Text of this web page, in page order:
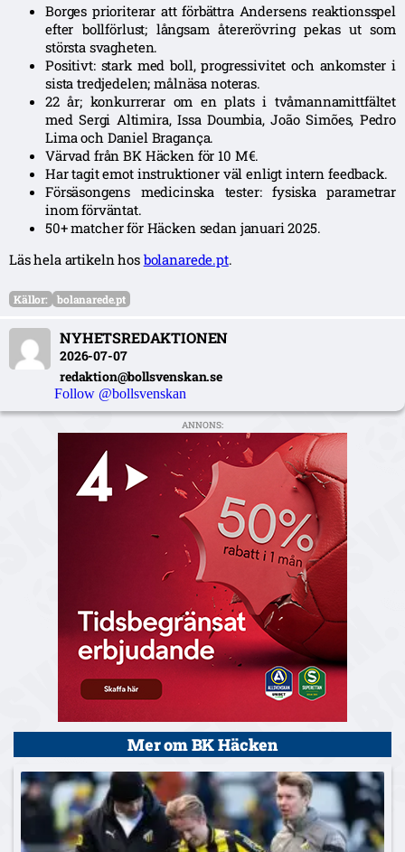
Borges prioriterar att förbättra Andersens reaktionsspel
efter bollförlust; långsam återerövring pekas ut som
största svagheten.
Positivt: stark med boll, progressivitet och ankomster i
sista tredjedelen; målnäsa noteras.
22 år; konkurrerar om en plats i tvåmannamittfältet
med Sergi Altimira, Issa Doumbia, João Simões, Pedro
Lima och Daniel Bragança.
Värvad från BK Häcken för 10 M€.
Har tagit emot instruktioner väl enligt intern feedback.
Försäsongens medicinska tester: fysiska parametrar
inom förväntat.
50+ matcher för Häcken sedan januari 2025.
Läs hela artikeln hos bolanarede.pt.
Källor: bolanarede.pt
NYHETSREDAKTIONEN
2026-07-07
redaktion@bollsvenskan.se
Follow @bollsvenskan
ANNONS:
Mer om BK Häcken